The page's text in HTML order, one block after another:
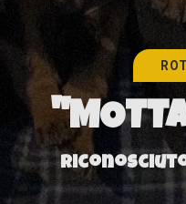
Riconosciuto